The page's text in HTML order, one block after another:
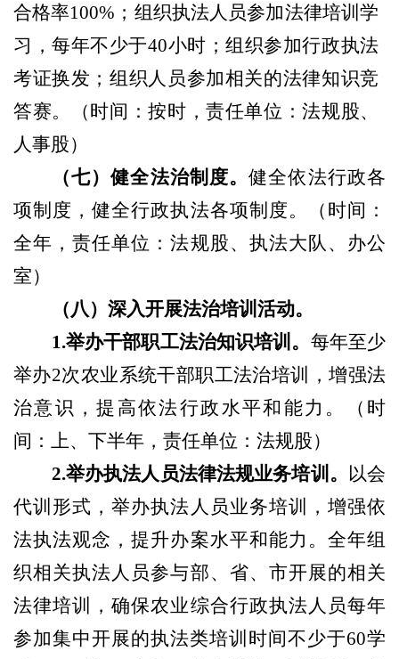
合格率100% ； 组织执法人员参加法律培训学
习，每年不少于40小时；组织参加行政执法
考证换发；组织人员参加相关的法律知识竞
答赛。
（时间：按时，责任单位：法规股、
人事股）
（七）健全法治制度。健全依法行政各
项制度，健全行政执法各项制度。
（ 时间：
全年，责任单位：法规股、执法大队、办公
室）
（八） 深入开展法治培训活动。
1.举办干部职工法治知识培训。 每年至少
举办2次农业系统干部职工法治培训，增强法
治意识，提高依法行政水平和能力。
（ 时
间：上、下半年，责任单位：法规股）
2.举办执法人员法律法规业务培训。
以会
代训形式，举办执法人员业务培训，增强依
法执法观念，提升办案水平和能力。全年组
织相关执法人员参与部、省、市开展的相关
法律培训，确保农业综合行政执法人员每年
参加集中开展的执法类培训时间不少于60学